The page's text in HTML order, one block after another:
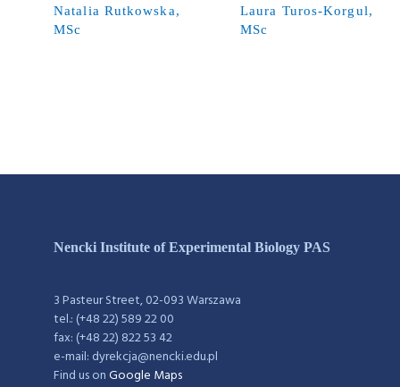
Natalia Rutkowska,
MSc
Laura Turos-Korgul,
MSc
Nencki Institute of Experimental Biology PAS
3 Pasteur Street, 02-093 Warszawa
tel.: (+48 22) 589 22 00
fax: (+48 22) 822 53 42
e-mail: dyrekcja@nencki.edu.pl
Find us onGoogle Maps